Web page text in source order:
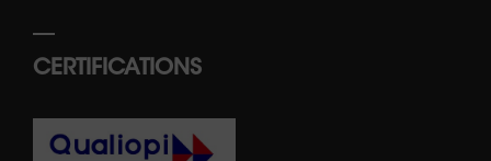
CERTIFICATIONS